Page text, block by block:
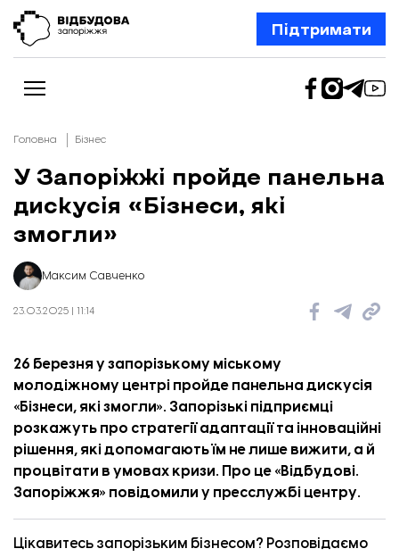
Підтримати
Новини
Відбудова Запоріжжя
Ексклюзив
Шлях додому
Відбудова. Життя
Про нас
Головна Бізнес
У Запоріжжі пройде панельна
дискусія «Бізнеси, які
змогли»
Максим Савченко
23.03.2025 | 11:14
26 березня у запорізькому міському
молодіжному центрі пройде панельна дискусія
«Бізнеси, які змогли». Запорізькі підприємці
розкажуть про стратегії адаптації та інноваційні
рішення, які допомагають їм не лише вижити, а й
процвітати в умовах кризи. Про це «Відбудові.
Запоріжжя» повідомили у пресслужбі центру.
Цікавитесь запорізьким бізнесом? Розповідаємо